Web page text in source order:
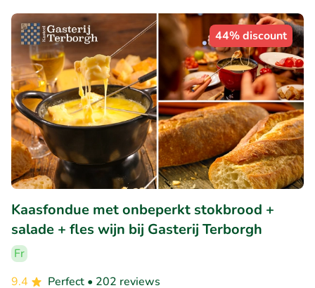
44% discount
Kaasfondue met onbeperkt stokbrood +
salade + fles wijn bij Gasterij Terborgh
Fr
9.4
Perfect • 202 reviews